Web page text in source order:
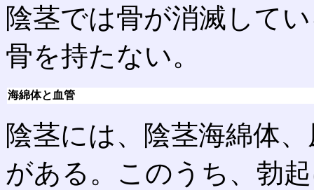
陰茎では骨が消滅して
骨を持たない。
海綿体と血管
陰茎には、陰茎海綿体
がある。このうち、勃